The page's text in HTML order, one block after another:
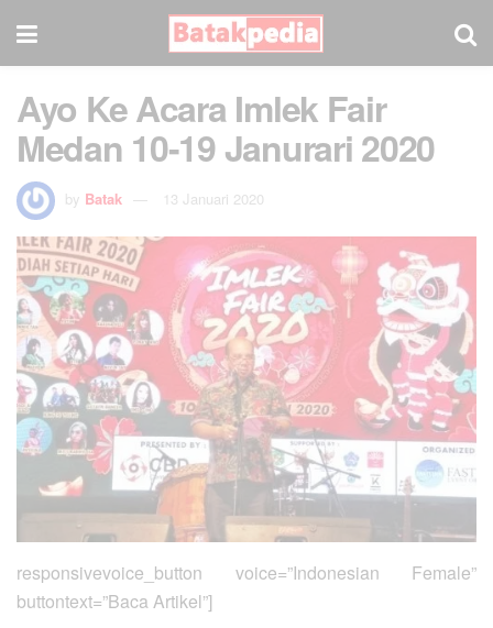
Ayo Ke Acara Imlek Fair
Medan 10-19 Janurari 2020
by Batak 13 Januari 2020
responsivevoice_button voice=”Indonesian Female”
buttontext=”Baca Artikel”]